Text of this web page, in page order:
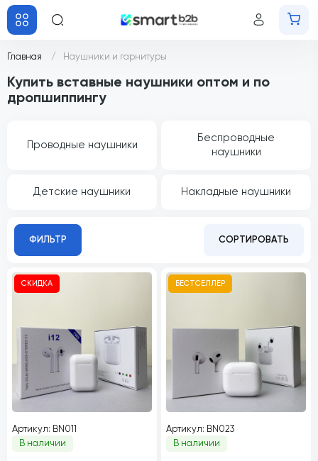
Главная Наушники и гарнитуры
Купить вставные наушники оптом и по
дропшиппингу
Проводные наушники
Беспроводные
наушники
Детские наушники Накладные наушники
ФИЛЬТР СОРТИРОВАТЬ
СКИДКА
Артикул: BN011
В наличии
БЕСТСЕЛЛЕР
Артикул: BN023
В наличии